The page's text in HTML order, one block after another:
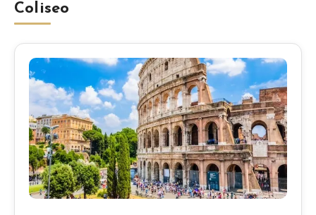
Coliseo